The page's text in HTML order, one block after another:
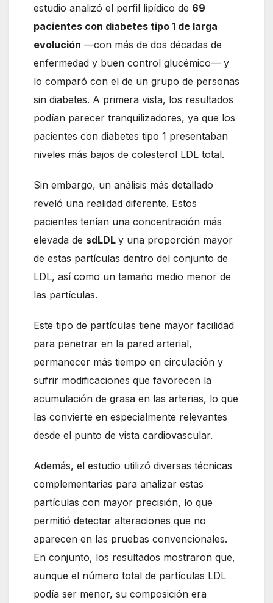
estudio analizó el perfil lipídico de 69
pacientes con diabetes tipo 1 de larga
evolución —con más de dos décadas de
enfermedad y buen control glucémico— y
lo comparó con el de un grupo de personas
sin diabetes. A primera vista, los resultados
podían parecer tranquilizadores, ya que los
pacientes con diabetes tipo 1 presentaban
niveles más bajos de colesterol LDL total.
Sin embargo, un análisis más detallado
reveló una realidad diferente. Estos
pacientes tenían una concentración más
elevada de sdLDL y una proporción mayor
de estas partículas dentro del conjunto de
LDL, así como un tamaño medio menor de
las partículas.
Este tipo de partículas tiene mayor facilidad
para penetrar en la pared arterial,
permanecer más tiempo en circulación y
sufrir modificaciones que favorecen la
acumulación de grasa en las arterias, lo que
las convierte en especialmente relevantes
desde el punto de vista cardiovascular.
Además, el estudio utilizó diversas técnicas
complementarias para analizar estas
partículas con mayor precisión, lo que
permitió detectar alteraciones que no
aparecen en las pruebas convencionales.
En conjunto, los resultados mostraron que,
aunque el número total de partículas LDL
podía ser menor, su composición era